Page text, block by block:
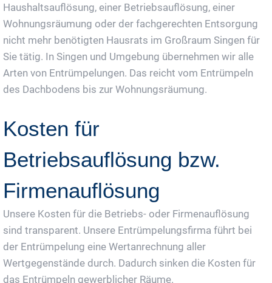
Haushaltsauflösung, einer Betriebsauflösung, einer
Wohnungsräumung oder der fachgerechten Entsorgung
nicht mehr benötigten Hausrats im Großraum Singen für
Sie tätig. In Singen und Umgebung übernehmen wir alle
Arten von Entrümpelungen. Das reicht vom Entrümpeln
des Dachbodens bis zur Wohnungsräumung.
Kosten für
Betriebsauflösung bzw.
Firmenauflösung
Unsere Kosten für die Betriebs- oder Firmenauflösung
sind transparent. Unsere Entrümpelungsfirma führt bei
der Entrümpelung eine Wertanrechnung aller
Wertgegenstände durch. Dadurch sinken die Kosten für
das Entrümpeln gewerblicher Räume.